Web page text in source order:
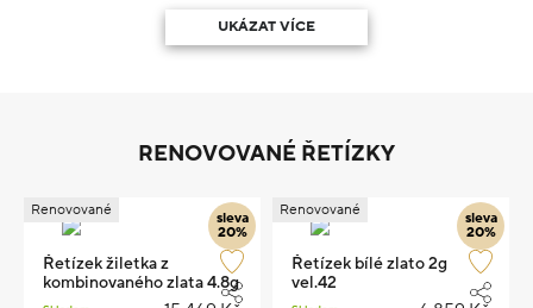
UKÁZAT VÍCE
RENOVOVANÉ ŘETÍZKY
sleva
20%
Renovované
Řetízek žiletka z
kombinovaného zlata 4.8g
sleva
20%
Renovované
Řetízek bílé zlato 2g
vel.42